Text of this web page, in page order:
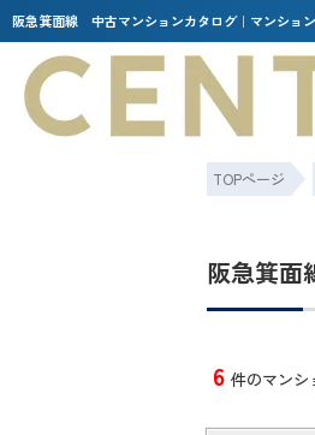
阪急箕面線 中古マンションカタログ｜マンショ
TOPページ
阪急箕面
6 件のマンシ